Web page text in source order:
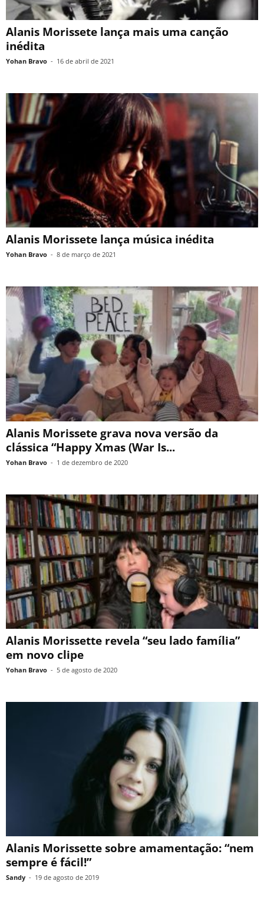
Alanis Morissete lança mais uma canção
inédita
Yohan Bravo - 16 de abril de 2021
Alanis Morissete lança música inédita
Yohan Bravo - 8 de março de 2021
Alanis Morissete grava nova versão da
clássica “Happy Xmas (War Is...
Yohan Bravo - 1 de dezembro de 2020
Alanis Morissette revela “seu lado família”
em novo clipe
Yohan Bravo - 5 de agosto de 2020
Alanis Morissette sobre amamentação: “nem
sempre é fácil!”
Sandy - 19 de agosto de 2019